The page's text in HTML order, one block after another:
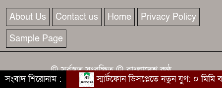
সিলেট মহাসড়কে তীব্র যানজট
About Us Contact us Home
Privacy Policy
Sample Page
© সর্বস্বত্ব সংরক্ষিত © বাংলাদেশ কণ্ঠ
কারিগরি সহযোগিতায় :বাংলাদেশ কণ্ঠ
সংবাদ শিরোনাম : স্মার্টফোন ডিসপ্লেতে নতুন যুগ: ০ মিমি